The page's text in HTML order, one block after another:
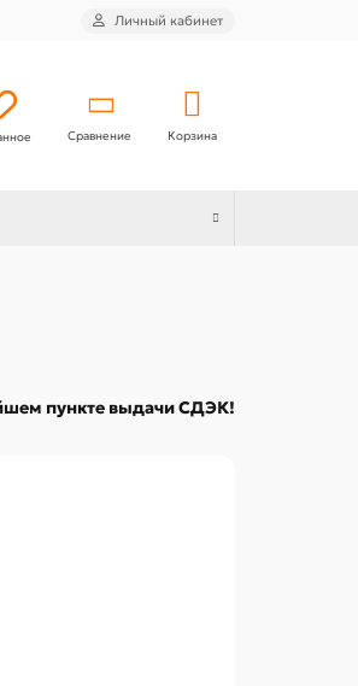
Личный кабинет
Сравнение Корзина
пункте выдачи СДЭК!